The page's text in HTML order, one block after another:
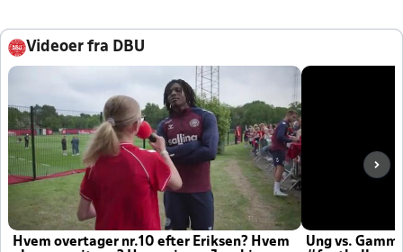
Videoer fra DBU
Hvem overtager nr.10 efter Eriksen? Hvem
Ung vs.